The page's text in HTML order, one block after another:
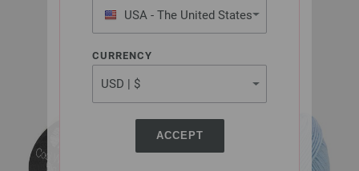
USA - The United States
of America
CURRENCY
ACCEPT
Разм. 38 -
40
около 550 гр